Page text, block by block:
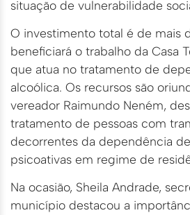
situação de vulnerabilidade
O investimento total é de mais
beneficiará o trabalho da Casa
que atua no tratamento de
alcoólica. Os recursos são
vereador Raimundo Neném,
tratamento de pessoas com
decorrentes da dependência
psicoativas em regime de
Na ocasião, Sheila Andrade,
município destacou a